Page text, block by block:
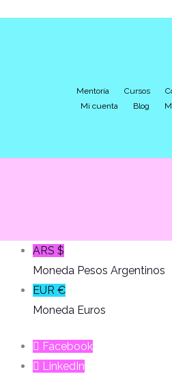
Mentoría Cursos
Mi cuenta
Blog
ARS $
Moneda Pesos Argentinos
EUR €
Moneda Euros
Facebook
LinkedIn